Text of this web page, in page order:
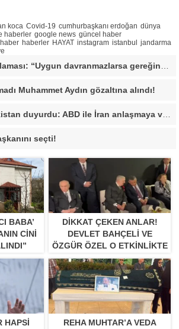
koca Covid-19 cumhurbaşkanı erdoğan dünya
haberler google news güncel haber
haber haberler HAYAT instagram istanbul
jandarma
Muhammet Aydın gözaltına alındı!
Arabulucu ülke Pakistan duyurdu: ABD ile İran anlaşmaya vardı
seçti!
BABA’
CINI
DIKKAT ÇEKEN ANLAR!
DEVLET BAHÇELI VE
ÖZGÜR ÖZEL O ETKINLIKTE
BIR ARAYA GELDILER
HAPSI REHA MUHTAR’A VEDA